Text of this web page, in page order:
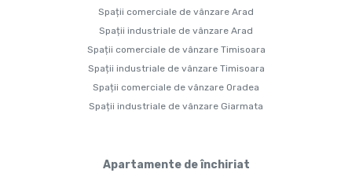
Spații comerciale de vânzare Arad
Spații industriale de vânzare Arad
Spații comerciale de vânzare Timisoara
Spații industriale de vânzare Timisoara
Spații comerciale de vânzare Oradea
Spații industriale de vânzare Giarmata
Apartamente de închiriat